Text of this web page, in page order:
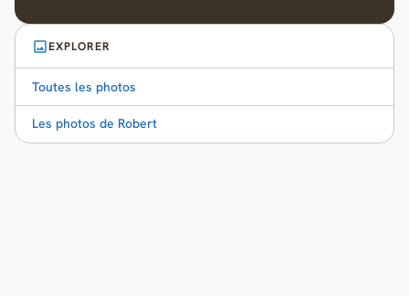
EXPLORER
Toutes les photos
Les photos de Robert